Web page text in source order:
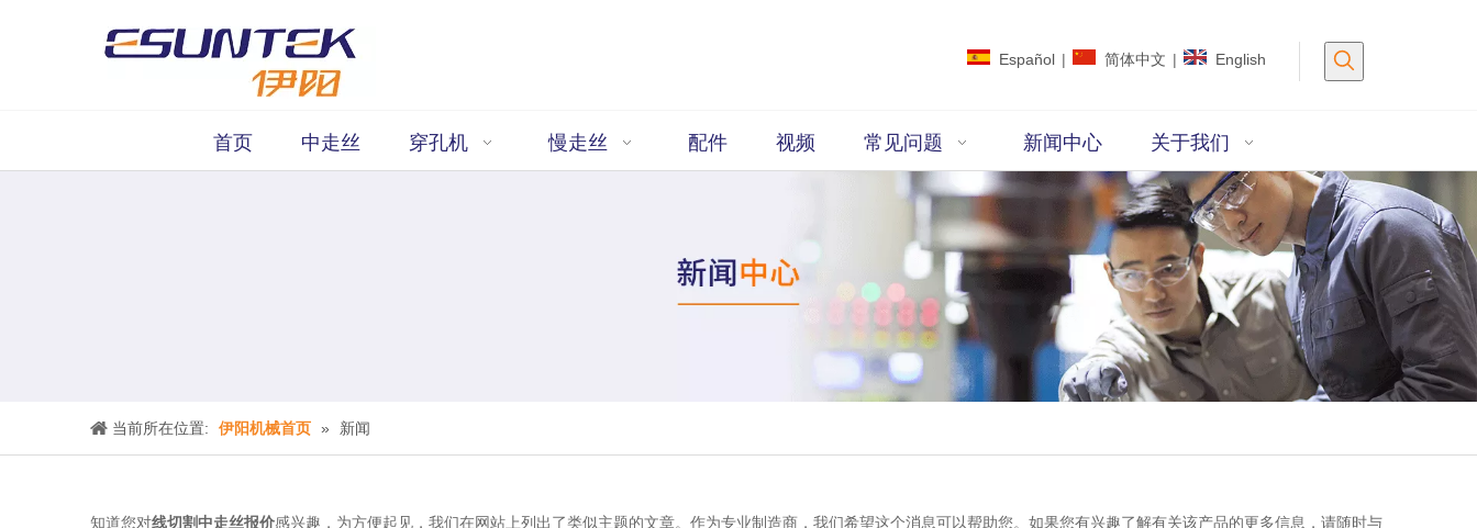
Español | 简体中文 | English
首页 中走丝 穿孔机 慢走丝 配件 视频 常见问题 新闻中心 关于我们
当前所在位置: 伊阳机械首页 » 新闻
知道您对线切割中走丝报价感兴趣，为方便起见，我们在网站上列出了类似主题的文章。作为专业制造商，我们希望这个消息可以帮助您。如果您有兴趣了解有关该产品的更多信息，请随时与